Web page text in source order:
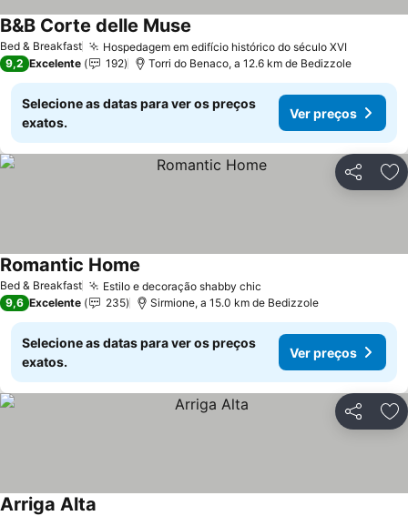
Bed & Breakfast Hospedagem em edifício histórico do século XVIVer
B&B Corte delle Muse
9,2 Excelente 192 Torri do Benaco, a 12.6 km de Bedizzole
Selecione as datas para ver os preços
exatos.
Ver preços
Partilhar
Bed & Breakfast Estilo e decoração shabby chic
Romantic Home
9,6 Excelente 235 Sirmione, a 15.0 km de Bedizzole
Selecione as datas para ver os preços
exatos.
Ver preços
Partilhar
Arriga Alta